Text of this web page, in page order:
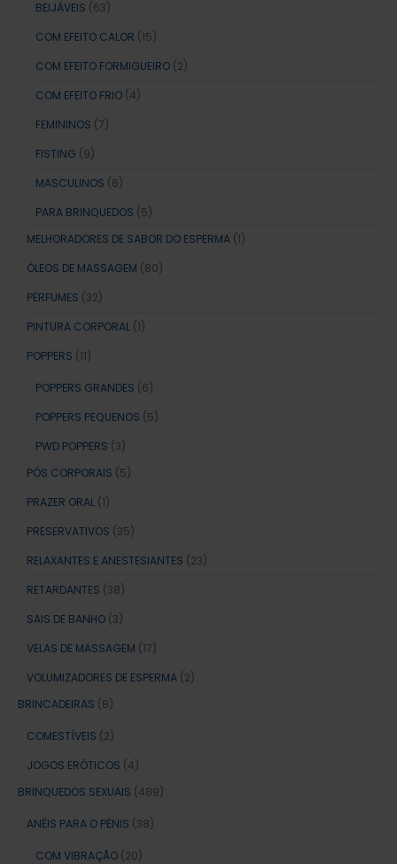
BEIJÁVEIS (63)
COM EFEITO CALOR (15)
COM EFEITO FORMIGUEIRO (2)
COM EFEITO FRIO (4)
FEMININOS (7)
FISTING (9)
MASCULINOS (6)
PARA BRINQUEDOS (5)
MELHORADORES DE SABOR DO ESPERMA (1)
ÓLEOS DE MASSAGEM (80)
PERFUMES (32)
PINTURA CORPORAL (1)
POPPERS (11)
POPPERS GRANDES (6)
POPPERS PEQUENOS (5)
PWD POPPERS (3)
PÓS CORPORAIS (5)
PRAZER ORAL (1)
PRESERVATIVOS (35)
RELAXANTES E ANESTESIANTES (23)
RETARDANTES (38)
SAIS DE BANHO (3)
VELAS DE MASSAGEM (17)
VOLUMIZADORES DE ESPERMA (2)
BRINCADEIRAS (8)
COMESTÍVEIS (2)
JOGOS ERÓTICOS (4)
BRINQUEDOS SEXUAIS (489)
ANÉIS PARA O PÉNIS (38)
COM VIBRAÇÃO (20)